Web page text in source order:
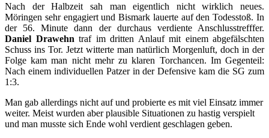
Nach der Halbzeit sah man eigentlich nicht wirklich neues.
Möringen sehr engagiert und Bismark lauerte auf den Todesstoß. In
der 56. Minute dann der durchaus verdiente Anschlusstrefffer.
Daniel Drawehn traf im dritten Anlauf mit einem abgefälschten
Schuss ins Tor. Jetzt witterte man natürlich Morgenluft, doch in der
Folge kam man nicht mehr zu klaren Torchancen. Im Gegenteil:
Nach einem individuellen Patzer in der Defensive kam die SG zum
1:3.
Man gab allerdings nicht auf und probierte es mit viel Einsatz immer
weiter. Meist wurden aber plausible Situationen zu hastig verspielt
und man musste sich Ende wohl verdient geschlagen geben.